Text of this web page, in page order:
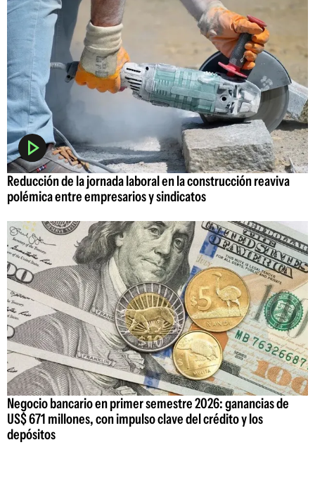
Reducción de la jornada laboral en la construcción reaviva
polémica entre empresarios y sindicatos
Negocio bancario en primer semestre 2026: ganancias de
US$ 671 millones, con impulso clave del crédito y los
depósitos